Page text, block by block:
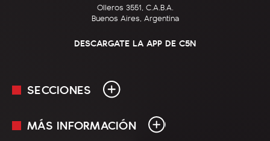
Olleros 3551, C.A.B.A.
Buenos Aires, Argentina
DESCARGATE LA APP DE C5N
SECCIONES
En Vivo
MÁS INFORMACIÓN